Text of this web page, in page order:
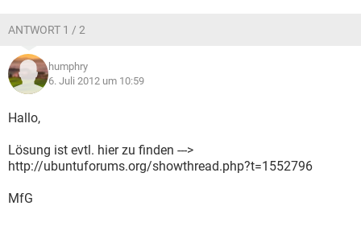
ANTWORT 1 / 2
humphry
6. Juli 2012 um 10:59
Hallo,
Lösung ist evtl. hier zu finden --->
http://ubuntuforums.org/showthread.php?t=1552796
MfG